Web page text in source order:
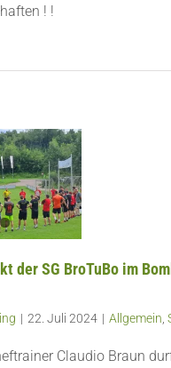
! !
der SG BroTuBo im
| 22. Juli 2024 | Allgemein
Claudio Braun